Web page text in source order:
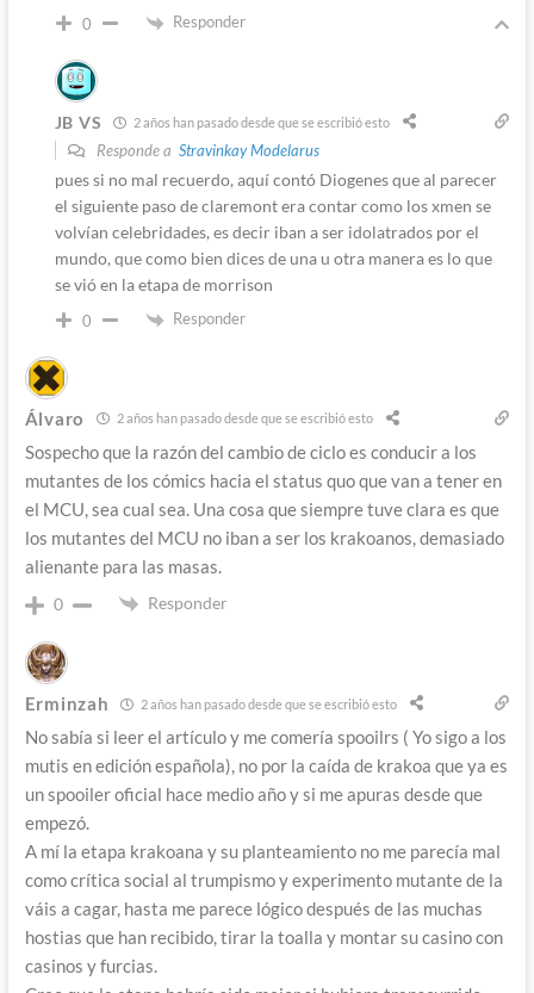
0 Responder
JB VS 2 años han pasado desde que se escribió esto
Responde a Stravinkay Modelarus
pues si no mal recuerdo, aquí contó Diogenes que al parecer
el siguiente paso de claremont era contar como los xmen se
volvían celebridades, es decir iban a ser idolatrados por el
mundo, que como bien dices de una u otra manera es lo que
se vió en la etapa de morrison
0 Responder
Álvaro 2 años han pasado desde que se escribió esto
Sospecho que la razón del cambio de ciclo es conducir a los
mutantes de los cómics hacia el status quo que van a tener en
el MCU, sea cual sea. Una cosa que siempre tuve clara es que
los mutantes del MCU no iban a ser los krakoanos, demasiado
alienante para las masas.
0 Responder
Erminzah 2 años han pasado desde que se escribió esto
No sabía si leer el artículo y me comería spooilrs ( Yo sigo a los
mutis en edición española), no por la caída de krakoa que ya es
un spooiler oficial hace medio año y si me apuras desde que
empezó.
A mí la etapa krakoana y su planteamiento no me parecía mal
como crítica social al trumpismo y experimento mutante de la
váis a cagar, hasta me parece lógico después de las muchas
hostias que han recibido, tirar la toalla y montar su casino con
casinos y furcias.